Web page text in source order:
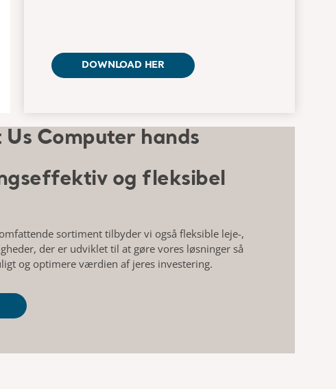
DOWNLOAD HER
og fleksibel
sortiment tilbyder vi også fleksible leje-,
der er udviklet til at gøre vores løsninger så
og optimere værdien af jeres investering.